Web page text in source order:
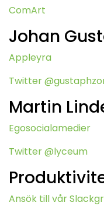
ComArt
Johan
Appleyra
Twitter
Martin
Egosocialamedier
Twitter @lyceum
Ansök till vår